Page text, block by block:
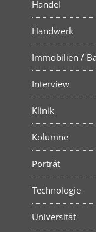
Handel
Handwerk
Immobilien /
Interview
Klinik
Kolumne
Porträt
Technologie
Universität